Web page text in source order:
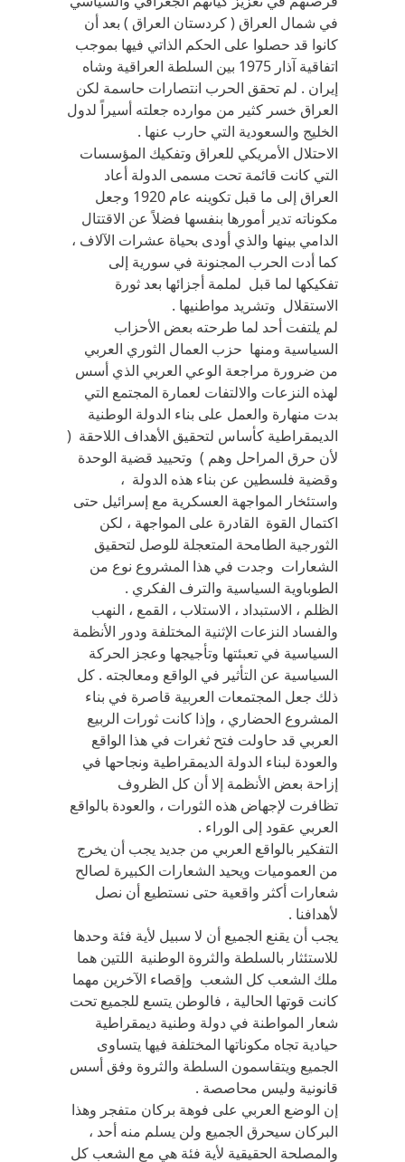
في شمال العراق ( كردستان العراق ) بعد أن
كانوا قد حصلوا على الحكم الذاتي فيها بموجب
اتفاقية آذار 1975 بين السلطة العراقية وشاه
إيران . لم تحقق الحرب انتصارات حاسمة لكن
العراق خسر كثير من موارده جعلته أسيراً لدول
الخليج والسعودية التي حارب عنها .
الاحتلال الأمريكي للعراق وتفكيك المؤسسات
التي كانت قائمة تحت مسمى الدولة أعاد
العراق إلى ما قبل تكوينه عام 1920 وجعل
مكوناته تدير أمورها بنفسها فضلاً عن الاقتتال
الدامي بينها والذي أودى بحياة عشرات الآلاف ،
كما أدت الحرب المجنونة في سورية إلى
تفكيكها لما قبل لملمة أجزائها بعد ثورة
الاستقلال وتشريد مواطنيها .
لم يلتفت أحد لما طرحته بعض الأحزاب
السياسية ومنها حزب العمال الثوري العربي
من ضرورة مراجعة الوعي العربي الذي أسس
لهذه النزعات والالتفات لعمارة المجتمع التي
بدت منهارة والعمل على بناء الدولة الوطنية
الديمقراطية كأساس لتحقيق الأهداف اللاحقة (
لأن حرق المراحل وهم ) وتحييد قضية الوحدة
وقضية فلسطين عن بناء هذه الدولة ،
واستئخار المواجهة العسكرية مع إسرائيل حتى
اكتمال القوة القادرة على المواجهة ، لكن
الثورجية الطامحة المتعجلة للوصل لتحقيق
الشعارات وجدت في هذا المشروع نوع من
الطوباوية السياسية والترف الفكري .
الظلم ، الاستبداد ، الاستلاب ، القمع ، النهب
والفساد النزعات الإثنية المختلفة ودور الأنظمة
السياسية في تعبئتها وتأجيجها وعجز الحركة
السياسية عن التأثير في الواقع ومعالجته . كل
ذلك جعل المجتمعات العربية قاصرة في بناء
المشروع الحضاري ، وإذا كانت ثورات الربيع
العربي قد حاولت فتح ثغرات في هذا الواقع
والعودة لبناء الدولة الديمقراطية ونجاحها في
إزاحة بعض الأنظمة إلا أن كل الظروف
تظافرت لإجهاض هذه الثورات ، والعودة بالواقع
العربي عقود إلى الوراء .
التفكير بالواقع العربي من جديد يجب أن يخرج
من العموميات ويحيد الشعارات الكبيرة لصالح
شعارات أكثر واقعية حتى نستطيع أن نصل
لأهدافنا .
يجب أن يقنع الجميع أن لا سبيل لأية فئة وحدها
للاستئثار بالسلطة والثروة الوطنية اللتين هما
ملك الشعب كل الشعب وإقصاء الآخرين مهما
كانت قوتها الحالية ، فالوطن يتسع للجميع تحت
شعار المواطنة في دولة وطنية ديمقراطية
حيادية تجاه مكوناتها المختلفة فيها يتساوى
الجميع ويتقاسمون السلطة والثروة وفق أسس
قانونية وليس محاصصة .
إن الوضع العربي على فوهة بركان متفجر وهذا
البركان سيحرق الجميع ولن يسلم منه أحد ،
والمصلحة الحقيقية لأية فئة هي مع الشعب كل